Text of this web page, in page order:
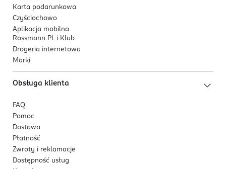
Karta podarunkowa
Czyściochowo
Aplikacja mobilna
Rossmann PL i Klub
Drogeria internetowa
Marki
Obsługa klienta
FAQ
Pomoc
Dostawa
Płatność
Zwroty i reklamacje
Dostępność usług